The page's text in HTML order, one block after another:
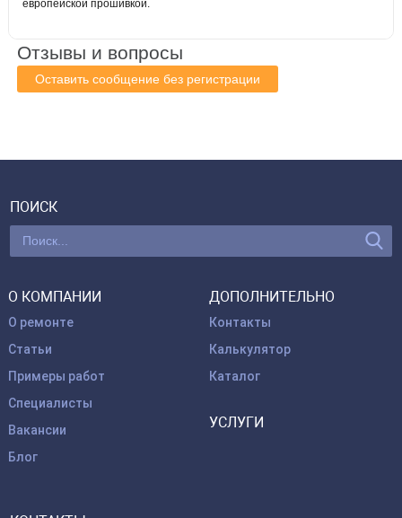
европейской прошивкой.
Отзывы и вопросы
Оставить сообщение без регистрации
О КОМПАНИИ
О ремонте
Статьи
Примеры работ
Специалисты
Вакансии
Блог
УСЛУГИ
ДОПОЛНИТЕЛЬНО
Контакты
Калькулятор
Каталог
ПОИСК